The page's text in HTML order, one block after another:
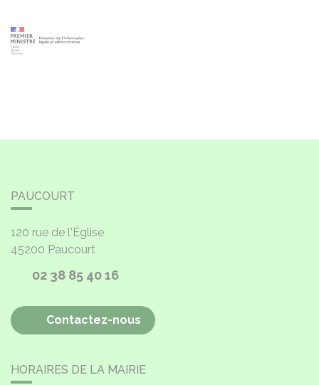
PAUCOURT
120 rue de l'Église
45200 Paucourt
02 38 85 40 16
Contactez-nous
HORAIRES DE LA MAIRIE